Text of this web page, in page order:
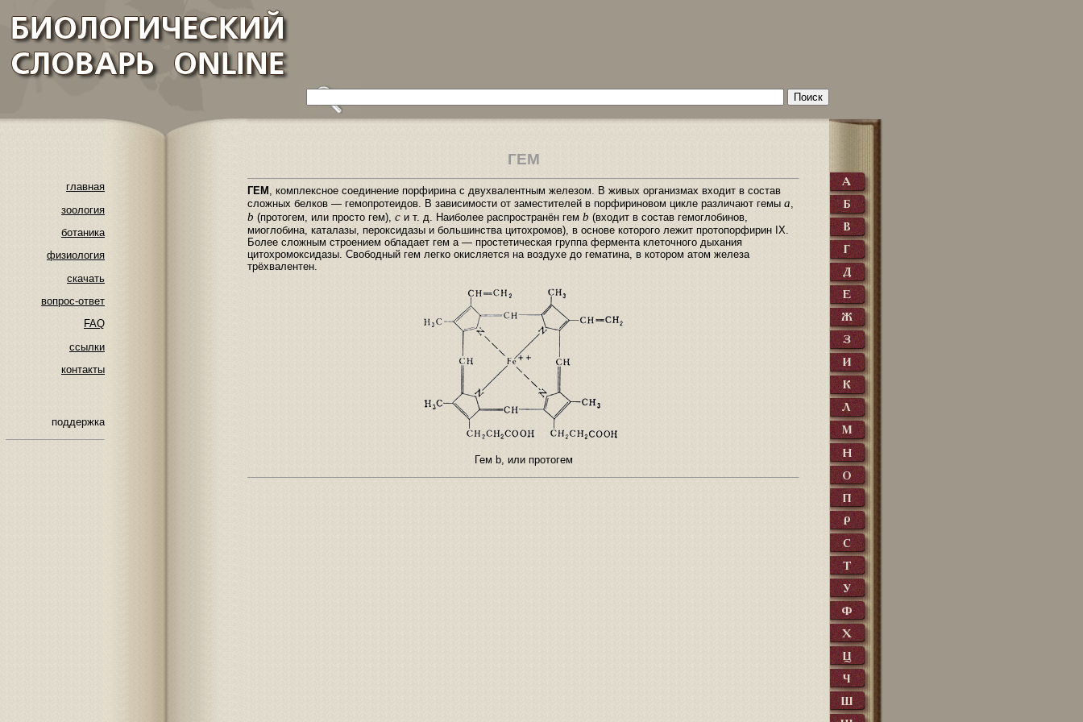
главная
зоология
ботаника
физиология
скачать
вопрос-ответ
FAQ
ссылки
контакты
поддержка
ГЕМ
ГЕМ , комплексное соединение порфирина с двухвалентным железом. В живых организмах входит в состав
сложных белков — гемопротеидов. В зависимости от заместителей в порфириновом цикле различают гемы a
b (протогем, или просто гем), c и т. д. Наиболее распространён гем b (входит в состав гемоглобинов,
миоглобина, каталазы, пероксидазы и большинства цитохромов), в основе которого лежит протопорфирин IX.
Более сложным строением обладает гем a — простетическая группа фермента клеточного дыхания
цитохромоксидазы. Свободный гем легко окисляется на воздухе до гематина, в котором атом железа
трёхвалентен.
Гем b, или протогем